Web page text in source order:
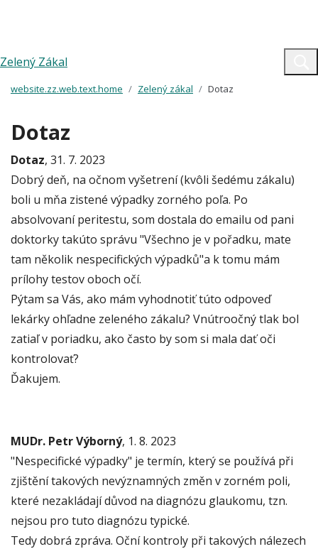
Zelený Zákal
website.zz.web.text.home Zelený zákal Dotaz
Dotaz
Dotaz, 31. 7. 2023
Dobrý deň, na očnom vyšetrení (kvôli šedému zákalu)
boli u mňa zistené výpadky zorného poľa. Po
absolvovaní peritestu, som dostala do emailu od pani
doktorky takúto správu "Všechno je v pořadku, mate
tam několik nespecifických výpadků"a k tomu mám
prílohy testov oboch očí.
Pýtam sa Vás, ako mám vyhodnotiť túto odpoveď
lekárky ohľadne zeleného zákalu? Vnútroočný tlak bol
zatiaľ v poriadku, ako často by som si mala dať oči
kontrolovať?
Ďakujem.
MUDr. Petr Výborný, 1. 8. 2023
"Nespecifické výpadky" je termín, který se používá při
zjištění takových nevýznamných změn v zorném poli,
které nezakládají důvod na diagnózu glaukomu, tzn.
nejsou pro tuto diagnózu typické.
Tedy dobrá zpráva. Oční kontroly při takových nálezech